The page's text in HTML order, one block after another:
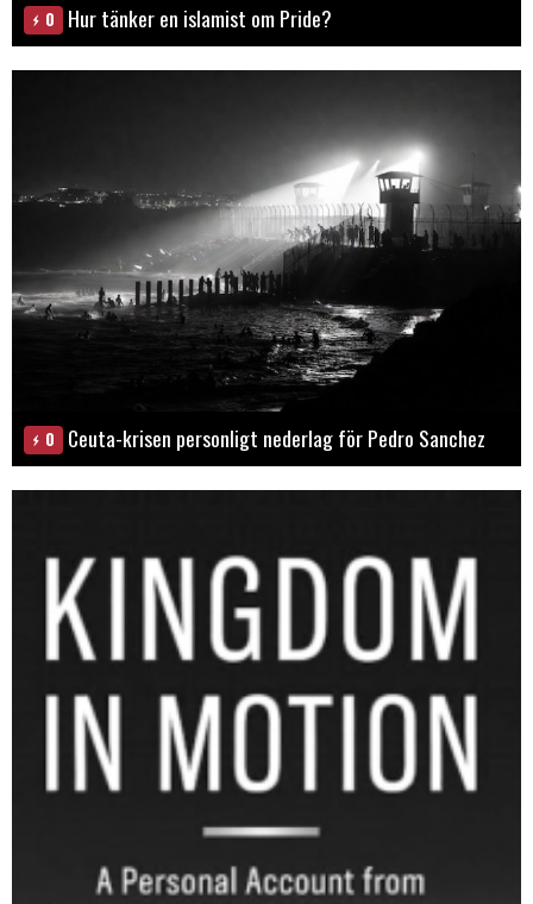
0 Hur tänker en islamist om Pride?
0 Ceuta-krisen personligt nederlag för Pedro Sanchez